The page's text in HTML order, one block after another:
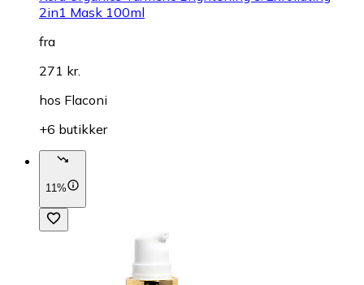
2in1 Mask 100ml
fra
271 kr.
hos Flaconi
+6 butikker
11%